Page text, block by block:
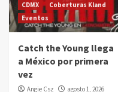
CDMX
Coberturas Kland
Eventos
Catch the Young llega
a México por primera
vez
Angie Csz agosto 1, 2026